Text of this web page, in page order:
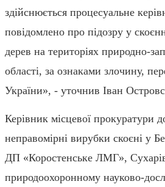
здійснюється процесуальне
повідомлено про підозру у
дерев на територіях природно-
області, за ознаками злочину,
України», - уточнив Іван
Керівник місцевої прокуратури
неправомірні вирубки скоєні у
ДП «Коростенське ЛМГ»,
природоохоронному науково-